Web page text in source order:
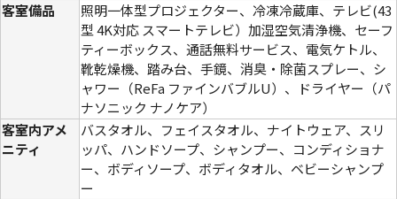
客室備品
照明一体型プロジェクター、冷凍冷蔵庫、テレビ(43
型 4K対応 スマートテレビ）加湿空気清浄機、セーフ
ティーボックス、通話無料サービス、電気ケトル、
靴乾燥機、踏み台、手鏡、消臭・除菌スプレー、シ
ャワー（ReFa ファインバブルU）、ドライヤー（パ
ナソニック ナノケア）
客室内アメ
ニティ
バスタオル、フェイスタオル、ナイトウェア、スリ
ッパ、ハンドソープ、シャンプー、コンディショナ
ー、ボディソープ、ボディタオル、ベビーシャンプ
ー